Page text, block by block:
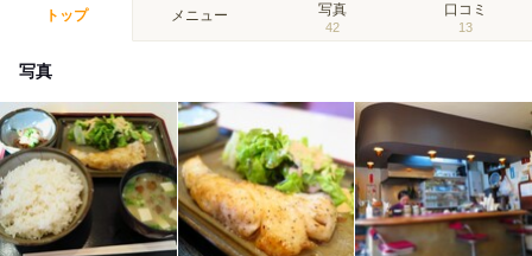
トップ メニュー 写真
42
口コミ
13
写真